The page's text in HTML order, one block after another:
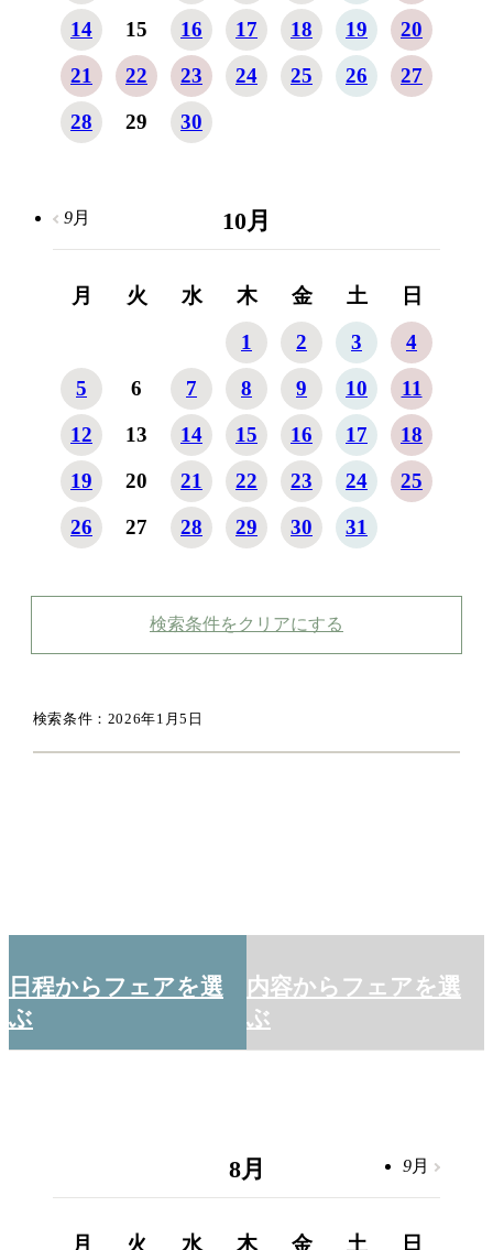
14
15 16 17 18 19
20
21
22 23 24 25 26
27
28
29 30
10月
月 火 水 木 金 土
日
1
2 3
4
5
6 7 8 9 10
11
12
13 14 15 16 17
18
19
20 21 22 23 24
25
26
27 28 29 30 31
9月
検索条件をクリアにする
検索条件：2026年1月5日
日程からフェアを選
ぶ
内容からフェアを選
ぶ
8月
月 火 水 木 金 土 日
9月